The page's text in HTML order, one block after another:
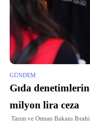
GÜNDEM
Gıda
milyon lira ceza
Tarım ve Orman Bakanı